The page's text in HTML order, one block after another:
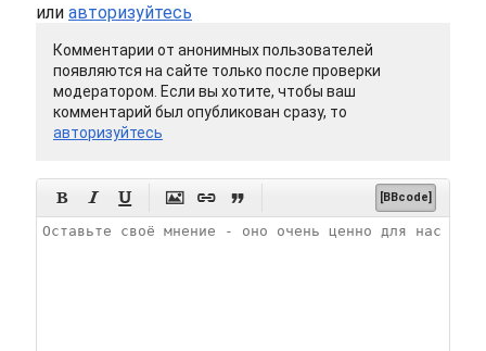
или авторизуйтесь
Комментарии от анонимных пользователей
появляются на сайте только после проверки
модератором. Если вы хотите, чтобы ваш
комментарий был опубликован сразу, то
авторизуйтесь
      [BBcode]